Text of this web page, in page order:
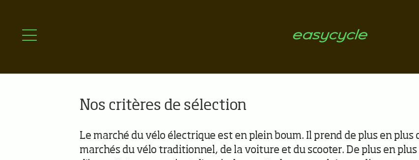
Nos critères de sélection
Le marché du vélo électrique est en plein boum. Il prend de plus en
marchés du vélo traditionnel, de la voiture et du scooter. De plus en